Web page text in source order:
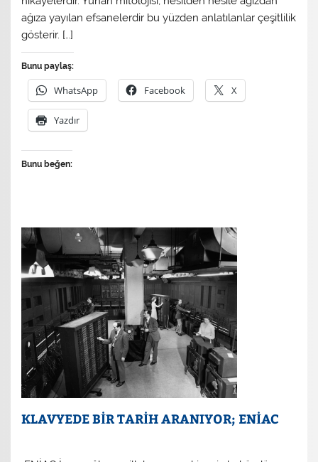
ağıza yayılan efsanelerdir bu yüzden anlatılanlar çeşitlilik
gösterir. […]
Bunu paylaş:
WhatsApp Facebook X
Yazdır
Bunu beğen:
KLAVYEDE BİR TARİH ARANIYOR; ENİAC